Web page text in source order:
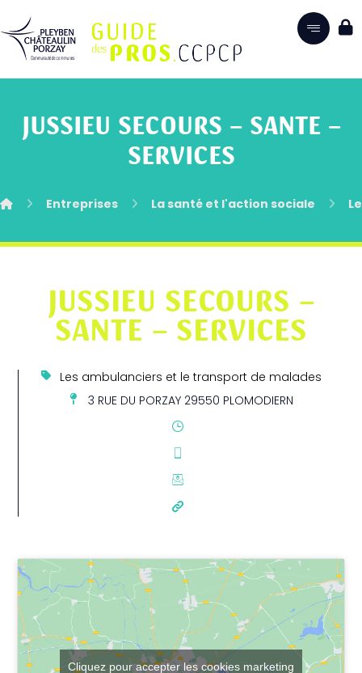
JUSSIEU SECOURS – SANTE –
SERVICES
Entreprises La santé et l'action sociale
JUSSIEU SECOURS –
SANTE – SERVICES
Les ambulanciers et le transport de malades
3 RUE DU PORZAY 29550 PLOMODIERN
Cliquez pour accepter les cookies marketing